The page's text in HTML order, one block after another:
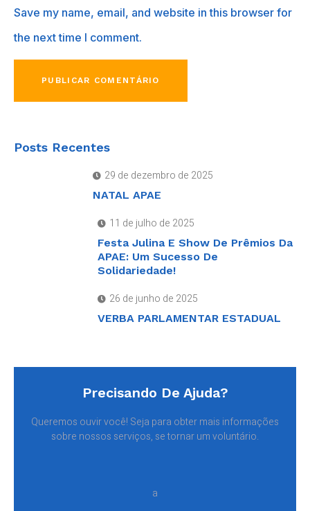
Save my name, email, and website in this browser for
the next time I comment.
Posts Recentes
29 de dezembro de 2025
NATAL APAE
11 de julho de 2025
Festa Julina E Show De Prêmios Da
APAE: Um Sucesso De
Solidariedade!
26 de junho de 2025
VERBA PARLAMENTAR ESTADUAL
Precisando De Ajuda?
Queremos ouvir você! Seja para obter mais informações
sobre nossos serviços, se tornar um voluntário.
a